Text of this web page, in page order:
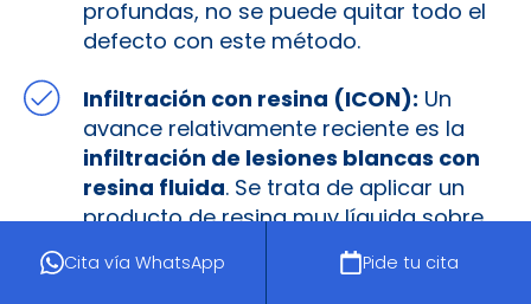
Cita vía WhatsApp Pide tu cita
profundas, no se puede quitar todo el
defecto con este método.
Infiltración con resina (ICON): Un
avance relativamente reciente es la
infiltración de lesiones blancas con
resina fluida. Se trata de aplicar un
producto de resina muy líquida sobre
la mancha blanca (previamente
preparamos el esmalte con un gel